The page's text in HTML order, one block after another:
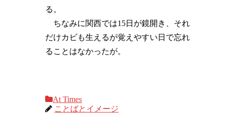
る。
ちなみに関西では15日が鏡開き、それ
だけカビも生えるが覚えやすい日で忘れ
ることはなかったが。
At Times
ことばとイメージ